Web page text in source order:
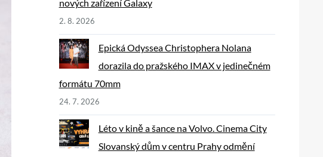
nových zařízení Galaxy
2. 8. 2026
Epická Odyssea Christophera Nolana
dorazila do pražského IMAX v jedinečném
formátu 70mm
24. 7. 2026
Léto v kině a šance na Volvo. Cinema City
Slovanský dům v centru Prahy odmění